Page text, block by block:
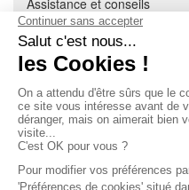
Cuisine équipée
Literie
Nous contacter
À PROPOS
CGV
Mentions légales
Données personnelles